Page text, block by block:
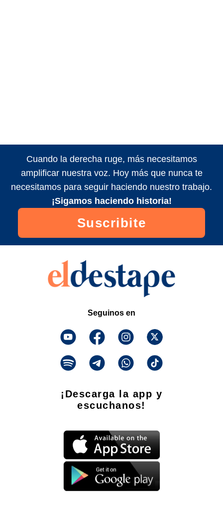
Cuando la derecha ruge, más necesitamos
amplificar nuestra voz. Hoy más que nunca te
necesitamos para seguir haciendo nuestro trabajo.
¡Sigamos haciendo historia!
Suscribite
Seguinos en
¡Descarga la app y
escuchanos!